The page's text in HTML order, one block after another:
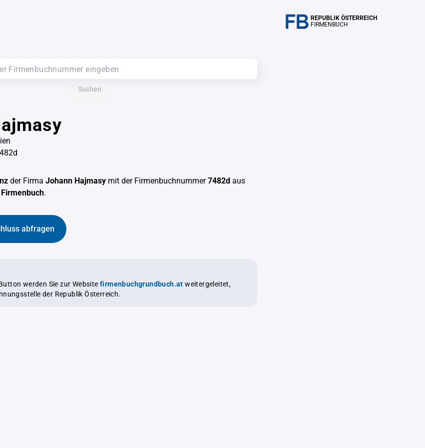
REPUBLIK ÖSTERREICH
FIRMENBUCH
Suchen
der Firma Johann Hajmasy mit der Firmenbuchnummer7482d aus
.
abfragen
werden Sie zur Website firmenbuchgrundbuch.at weitergeleitet,
der Republik Österreich.